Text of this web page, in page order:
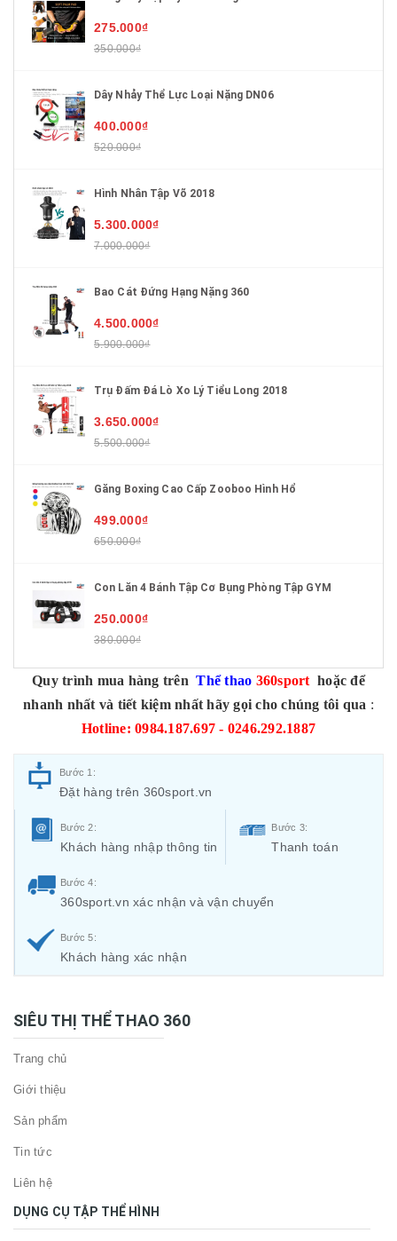
275.000₫
350.000₫
Dây Nhảy Thể Lực Loại Nặng DN06
400.000₫
520.000₫
Hình Nhân Tập Võ 2018
5.300.000₫
7.000.000₫
Bao Cát Đứng Hạng Nặng 360
4.500.000₫
5.900.000₫
Trụ Đấm Đá Lò Xo Lý Tiểu Long 2018
3.650.000₫
5.500.000₫
Găng Boxing Cao Cấp Zooboo Hình Hổ
499.000₫
650.000₫
Con Lăn 4 Bánh Tập Cơ Bụng Phòng Tập GYM
250.000₫
380.000₫
Quy trình mua hàng trên Thể thao 360sport hoặc để
nhanh nhất và tiết kiệm nhất hãy gọi cho chúng tôi qua :
Hotline: 0984.187.697 - 0246.292.1887
Bước 1:
Đặt hàng trên 360sport.vn
Bước 2:
Khách hàng nhập thông tin
Bước 3:
Thanh toán
Bước 4:
360sport.vn xác nhận và vận chuyển
Bước 5:
Khách hàng xác nhận
SIÊU THỊ THỂ THAO 360
Trang chủ
Giới thiệu
Sản phẩm
Tin tức
Liên hệ
DỤNG CỤ TẬP THỂ HÌNH